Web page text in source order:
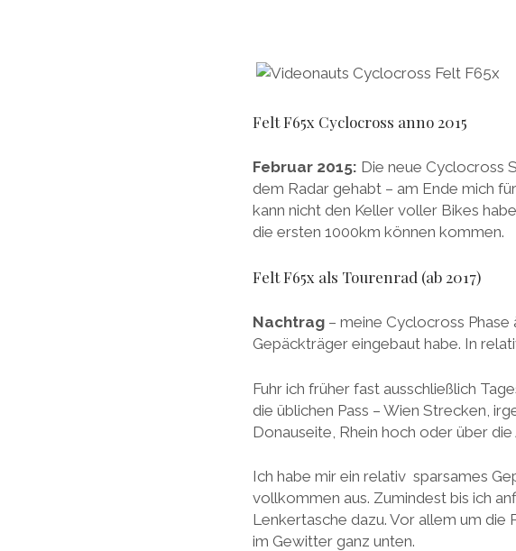
Felt F65x Cyclocross anno 2015
Februar 2015: Die neue Cyclocross
dem Radar gehabt – am Ende mich
kann nicht den Keller voller Bikes
die ersten 1000km können kommen.
Felt F65x als Tourenrad (ab 2017)
Nachtrag– meine Cyclocross Phase
Gepäckträger eingebaut habe. In
Fuhr ich früher fast ausschließlich
die üblichen Pass – Wien Strecken,
Donauseite, Rhein hoch oder über
Ich habe mir ein relativ sparsames
vollkommen aus. Zumindest bis ich
Lenkertasche dazu. Vor allem um die
im Gewitter ganz unten.